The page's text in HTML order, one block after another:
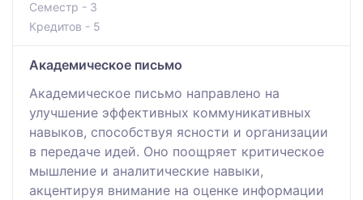
Семестр - 3
Кредитов - 5
Академическое письмо
Академическое письмо направлено на
улучшение эффективных коммуникативных
навыков, способствуя ясности и организации
в передаче идей. Оно поощряет критическое
мышление и аналитические навыки,
акцентируя внимание на оценке информации